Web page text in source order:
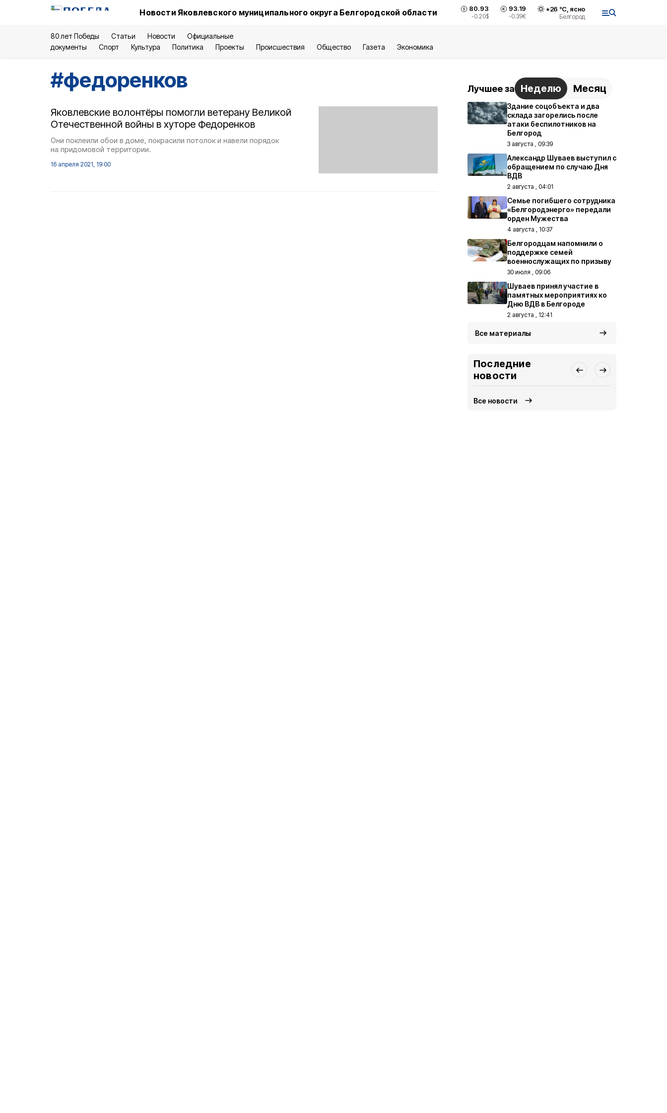
Новости Яковлевского муниципального округа Белгородской области 80.93
-0.20$
93.19
-0.39€
+26 °С, ясно
Белгород
80 лет Победы Статьи Новости
Официальные
документы
Спорт Культура Политика Проекты Происшествия Общество Газета Экономика
#федоренков
Яковлевские волонтёры помогли ветерану Великой
Отечественной войны в хуторе Федоренков
Они поклеили обои в доме, покрасили потолок и навели порядок
на придомовой территории.
16 апреля 2021, 19:00
Лучшее за Неделю Месяц
Здание соцобъекта и два
склада загорелись после
атаки беспилотников на
Белгород
3 августа , 09:39
Александр Шуваев выступил с
обращением по случаю Дня
ВДВ
2 августа , 04:01
Семье погибшего сотрудника
«Белгородэнерго» передали
орден Мужества
4 августа , 10:37
Белгородцам напомнили о
поддержке семей
военнослужащих по призыву
30 июля , 09:06
Шуваев принял участие в
памятных мероприятиях ко
Дню ВДВ в Белгороде
2 августа , 12:41
Все материалы
Последние
новости
Все новости